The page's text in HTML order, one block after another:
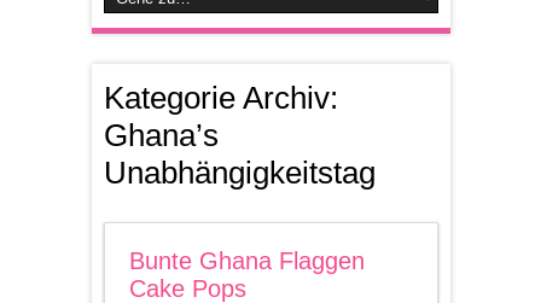
Kategorie Archiv:
Ghana’s
Unabhängigkeitstag
Bunte Ghana Flaggen
Cake Pops